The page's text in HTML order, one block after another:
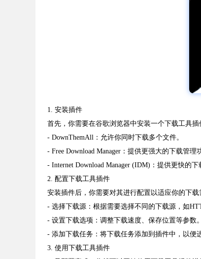
1. 安装插件
首先，你需要在谷歌浏览器中安装一个下载工具
- DownThemAll：允许你同时下载多个文件。
- Free Download Manager：提供更强大的下载管理
- Internet Download Manager (IDM)：提供更快的
2. 配置下载工具插件
安装插件后，你需要对其进行配置以适应你的下
- 选择下载源：根据需要选择不同的下载源，如
- 设置下载选项：调整下载速度、保存位置等参数。
- 添加下载任务：将下载任务添加到插件中，以便
3. 使用下载工具插件